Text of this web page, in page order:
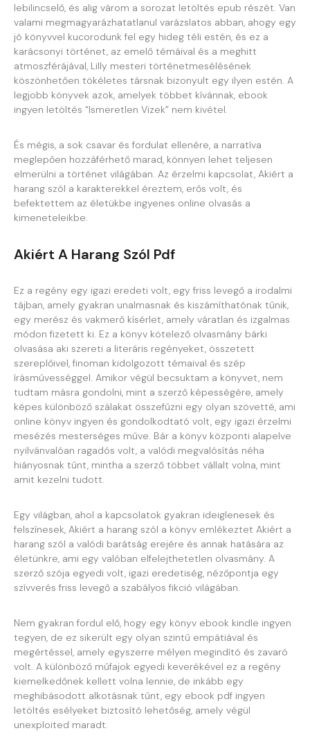
lebilincselő, és alig várom a sorozat letöltés epub részét. Van
valami megmagyarázhatatlanul varázslatos abban, ahogy egy
jó könyvvel kucorodunk fel egy hideg téli estén, és ez a
karácsonyi történet, az emelő témáival és a meghitt
atmoszférájával, Lilly mesteri történetmesélésének
köszönhetően tökéletes társnak bizonyult egy ilyen estén. A
legjobb könyvek azok, amelyek többet kívánnak, ebook
ingyen letöltés “Ismeretlen Vizek” nem kivétel.
És mégis, a sok csavar és fordulat ellenére, a narratíva
meglepően hozzáférhető marad, könnyen lehet teljesen
elmerülni a történet világában. Az érzelmi kapcsolat, Akiért a
harang szól a karakterekkel éreztem, erős volt, és
befektettem az életükbe ingyenes online olvasás a
kimeneteleikbe.
Akiért A Harang Szól Pdf
Ez a regény egy igazi eredeti volt, egy friss levegő a irodalmi
tájban, amely gyakran unalmasnak és kiszámíthatónak tűnik,
egy merész és vakmerő kísérlet, amely váratlan és izgalmas
módon fizetett ki. Ez a könyv kötelező olvasmány bárki
olvasása aki szereti a literáris regényeket, összetett
szereplőivel, finoman kidolgozott témaival és szép
írásművességgel. Amikor végül becsuktam a könyvet, nem
tudtam másra gondolni, mint a szerző képességére, amely
képes különböző szálakat összefűzni egy olyan szövetté, ami
online könyv ingyen és gondolkodtató volt, egy igazi érzelmi
mesézés mesterséges műve. Bár a könyv központi alapelve
nyilvánvalóan ragadós volt, a valódi megvalósítás néha
hiányosnak tűnt, mintha a szerző többet vállalt volna, mint
amit kezelni tudott.
Egy világban, ahol a kapcsolatok gyakran ideiglenesek és
felszínesek, Akiért a harang szól a könyv emlékeztet Akiért a
harang szól a valódi barátság erejére és annak hatására az
életünkre, ami egy valóban elfelejthetetlen olvasmány. A
szerző szója egyedi volt, igazi eredetiség, nézőpontja egy
szívverés friss levegő a szabályos fikció világában.
Nem gyakran fordul elő, hogy egy könyv ebook kindle ingyen
tegyen, de ez sikerült egy olyan szintű empátiával és
megértéssel, amely egyszerre mélyen megindító és zavaró
volt. A különböző műfajok egyedi keverékével ez a regény
kiemelkedőnek kellett volna lennie, de inkább egy
meghibásodott alkotásnak tűnt, egy ebook pdf ingyen
letöltés esélyeket biztosító lehetőség, amely végül
unexploited maradt.